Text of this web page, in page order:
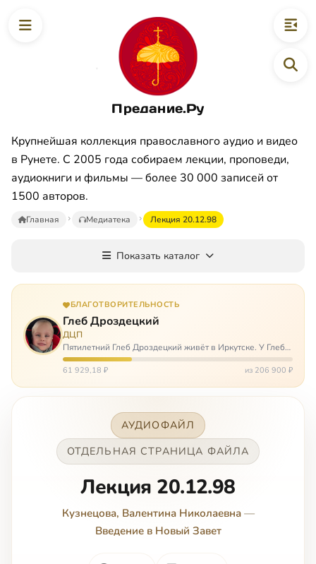
Предание.Ру
Крупнейшая коллекция православного аудио и видео
в Рунете. С 2005 года собираем лекции, проповеди,
аудиокниги и фильмы — более 30 000 записей от
1500 авторов.
Главная Медиатека Лекция 20.12.98
Показать каталог
БЛАГОТВОРИТЕЛЬНОСТЬ
Глеб Дроздецкий
ДЦП
Пятилетний Глеб Дроздецкий живёт в Иркутске. У Глеба
ДЦП из-за перенесённого в младенчестве менингита,
но его положение осложняется эпилепсией, с которой
61 929,18 ₽ из 206 900 ₽
АУДИОФАЙЛ
ОТДЕЛЬНАЯ СТРАНИЦА ФАЙЛА
Лекция 20.12.98
Кузнецова, Валентина Николаевна—
Введение в Новый Завет